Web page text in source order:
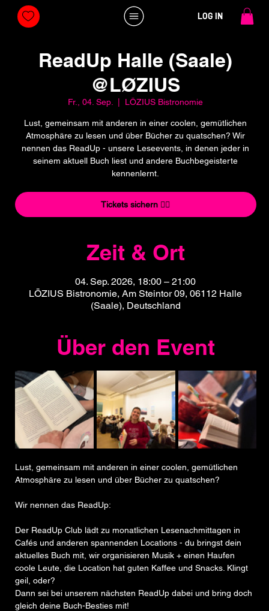
LOG IN
ReadUp Halle (Saale)
@LØZIUS
Fr., 04. Sep. LÖZIUS Bistronomie
Lust, gemeinsam mit anderen in einer coolen, gemütlichen
Atmosphäre zu lesen und über Bücher zu quatschen? Wir
nennen das ReadUp - unsere Leseevents, in denen jeder in
seinem aktuell Buch liest und andere Buchbegeisterte
kennenlernt.
Tickets sichern 👇🏼
Zeit & Ort
04. Sep. 2026, 18:00 – 21:00
LÖZIUS Bistronomie, Am Steintor 09, 06112 Halle
(Saale), Deutschland
Über den Event
Lust, gemeinsam mit anderen in einer coolen, gemütlichen
Atmosphäre zu lesen und über Bücher zu quatschen?
Wir nennen das ReadUp:
Der ReadUp Club lädt zu monatlichen Lesenachmittagen in
Cafés und anderen spannenden Locations - du bringst dein
aktuelles Buch mit, wir organisieren Musik + einen Haufen
coole Leute, die Location hat guten Kaffee und Snacks. Klingt
geil, oder?
Dann sei bei unserem nächsten ReadUp dabei und bring doch
gleich deine Buch-Besties mit!